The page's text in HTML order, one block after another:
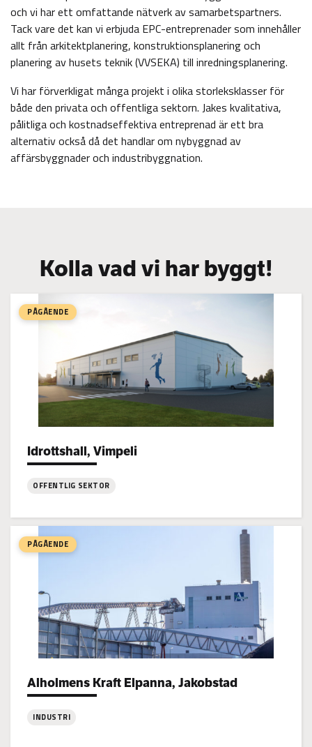
och vi har ett omfattande nätverk av samarbetspartners.
Tack vare det kan vi erbjuda EPC-entreprenader som innehåller
allt från arkitektplanering, konstruktionsplanering och
planering av husets teknik (VVSEKA) till inredningsplanering.
Vi har förverkligat många projekt i olika storleksklasser för
både den privata och offentliga sektorn. Jakes kvalitativa,
pålitliga och kostnadseffektiva entreprenad är ett bra
alternativ också då det handlar om nybyggnad av
affärsbyggnader och industribyggnation.
Kolla vad vi har byggt!
PÅGÅENDE
Idrottshall, Vimpeli
Project types:
OFFENTLIG SEKTOR
Idrottshall,
Vimpeli
PÅGÅENDE
Alholmens Kraft Elpanna, Jakobstad
Project types:
INDUSTRI